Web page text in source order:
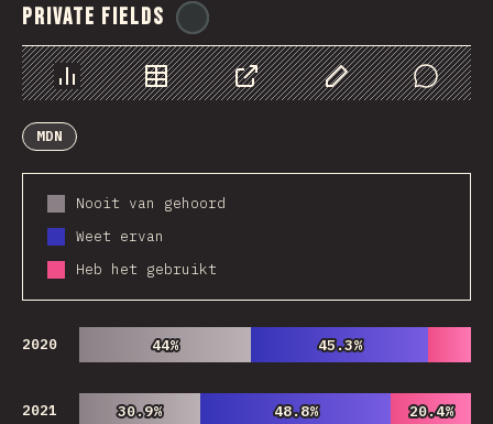
Private Fields
Chart Data Share Customize Data
Comments
MDN
Nooit van gehoord
Weet ervan
Heb het gebruikt
2020 44%
44% 45.3%
45.3%
2021 30.9%
30.9% 48.8%
48.8% 20.4%
20.4%